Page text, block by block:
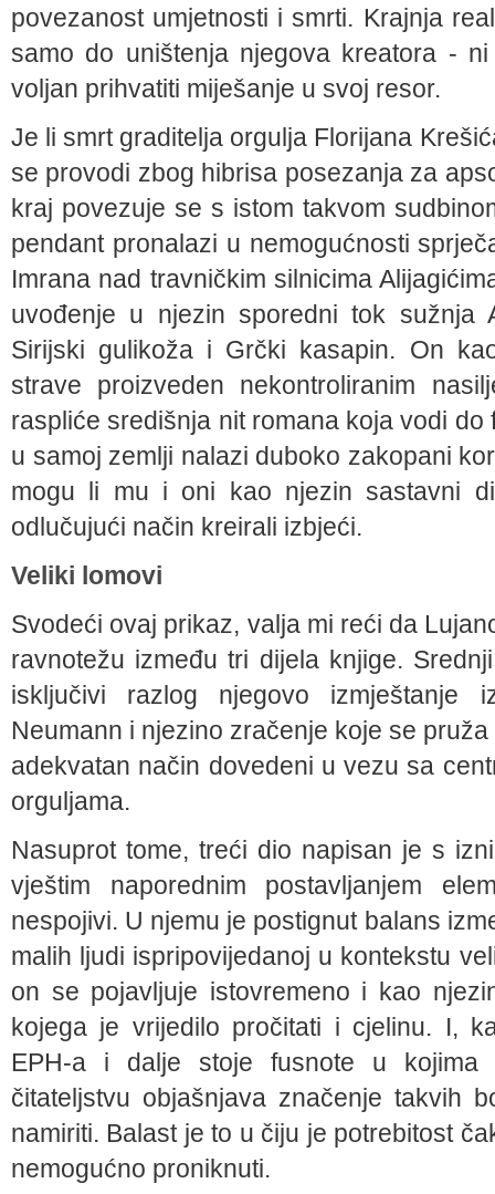
povezanost umjetnosti i smrti. Krajnja
samo do uništenja njegova kreatora -
voljan prihvatiti miješanje u svoj resor.
Je li smrt graditelja orgulja Florijana
se provodi zbog hibrisa posezanja za
kraj povezuje se s istom takvom
pendant pronalazi u nemogućnosti
Imrana nad travničkim silnicima
uvođenje u njezin sporedni tok sužnja
Sirijski gulikoža i Grčki kasapin. On
strave proizveden nekontroliranim
raspliće središnja nit romana koja vodi
u samoj zemlji nalazi duboko zakopani
mogu li mu i oni kao njezin sastavni
odlučujući način kreirali izbjeći.
Veliki lomovi
Svodeći ovaj prikaz, valja mi reći da
ravnotežu između tri dijela knjige.
isključivi razlog njegovo izmještanje
Neumann i njezino zračenje koje se
adekvatan način dovedeni u vezu sa
orguljama.
Nasuprot tome, treći dio napisan je s
vještim naporednim postavljanjem
nespojivi. U njemu je postignut balans
malih ljudi ispripovijedanoj u kontekstu
on se pojavljuje istovremeno i kao
kojega je vrijedilo pročitati i cjelinu. I,
EPH-a i dalje stoje fusnote u kojima
čitateljstvu objašnjava značenje takvih
namiriti. Balast je to u čiju je potrebitost
nemogućno proniknuti.